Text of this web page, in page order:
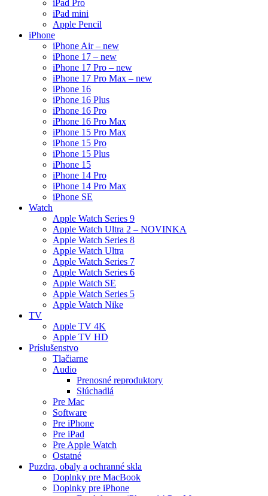
iPad Pro
iPad mini
Apple Pencil
iPhone
iPhone Air – new
iPhone 17 – new
iPhone 17 Pro – new
iPhone 17 Pro Max – new
iPhone 16
iPhone 16 Plus
iPhone 16 Pro
iPhone 16 Pro Max
iPhone 15 Pro Max
iPhone 15 Pro
iPhone 15 Plus
iPhone 15
iPhone 14 Pro
iPhone 14 Pro Max
iPhone SE
Watch
Apple Watch Series 9
Apple Watch Ultra 2 – NOVINKA
Apple Watch Series 8
Apple Watch Ultra
Apple Watch Series 7
Apple Watch Series 6
Apple Watch SE
Apple Watch Series 5
Apple Watch Nike
TV
Apple TV 4K
Apple TV HD
Príslušenstvo
Tlačiarne
Audio
Prenosné reproduktory
Slúchadlá
Pre Mac
Software
Pre iPhone
Pre iPad
Pre Apple Watch
Ostatné
Puzdra, obaly a ochranné skla
Doplnky pre MacBook
Doplnky pre iPhone